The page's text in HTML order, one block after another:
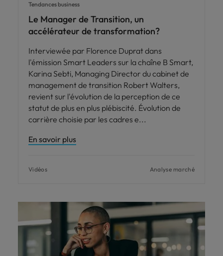
Tendances business
Le Manager de Transition, un
accélérateur de transformation?
Interviewée par Florence Duprat dans
l'émission Smart Leaders sur la chaîne B Smart,
Karina Sebti, Managing Director du cabinet de
management de transition Robert Walters,
revient sur l'évolution de la perception de ce
statut de plus en plus plébiscité. Évolution de
carrière choisie par les cadres e
En savoir plus
Vidéos Analyse marché